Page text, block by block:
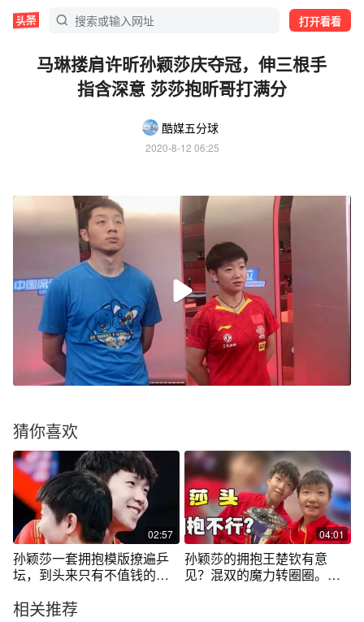
打开看看
马琳搂肩许昕孙颖莎庆夺冠，伸三根手
指含深意 莎莎抱昕哥打满分
酷媒五分球
2020-8-12 06:25
猜你喜欢
02:57
孙颖莎一套拥抱模版撩遍乒
坛，到头来只有不值钱的王
04:01
孙颖莎的拥抱王楚钦有意
见？混双的魔力转圈圈。全
相关推荐